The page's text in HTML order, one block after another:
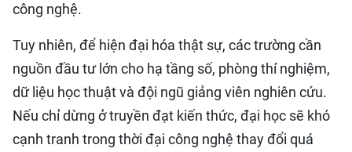
công nghệ.
Tuy nhiên, để hiện đại hóa thật sự, các trường cần
nguồn đầu tư lớn cho hạ tầng số, phòng thí nghiệm,
dữ liệu học thuật và đội ngũ giảng viên nghiên cứu.
Nếu chỉ dừng ở truyền đạt kiến thức, đại học sẽ khó
cạnh tranh trong thời đại công nghệ thay đổi quá